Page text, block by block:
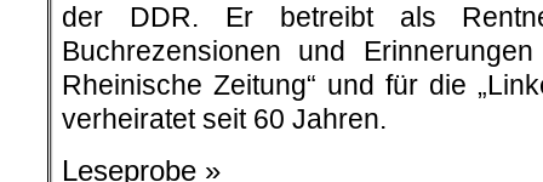
der DDR. Er betreibt als
Buchrezensionen und
Rheinische Zeitung“ und für die
verheiratet seit 60 Jahren.
Leseprobe »